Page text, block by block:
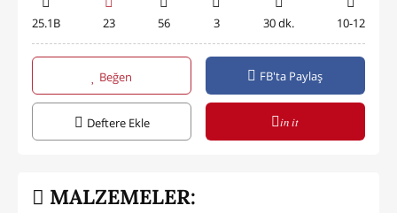
25.1B 23 56 3 30 dk. 10-12
Beğen FB'ta Paylaş
Deftere Ekle in it
MALZEMELER: